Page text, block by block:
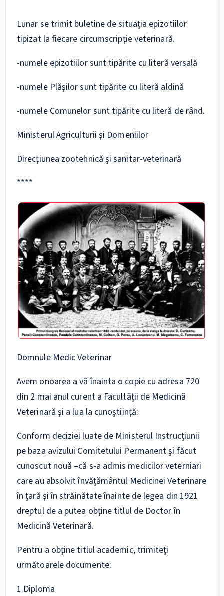
Lunar se trimit buletine de situaţia epizotiilor
tipizat la fiecare circumscripţie veterinară.
-numele epizotiilor sunt tipărite cu literă versală
-numele Plăşilor sunt tipărite cu literă aldină
-numele Comunelor sunt tipărite cu literă de rând.
Ministerul Agriculturii şi Domeniilor
Direcţiunea zootehnică şi sanitar-veterinară
****
Domnule Medic Veterinar
Avem onoarea a vă înainta o copie cu adresa 720
din 2 mai anul curent a Facultăţii de Medicină
Veterinară şi a lua la cunoştiinţă:
Conform deciziei luate de Ministerul Instrucţiunii
pe baza avizului Comitetului Permanent şi făcut
cunoscut nouă –că s-a admis medicilor veterniari
care au absolvit învăţământul Medicinei Veterinare
în ţară şi în străinătate înainte de legea din 1921
dreptul de a putea obţine titlul de Doctor în
Medicină Veterinară.
Pentru a obţine titlul academic, trimiteţi
următoarele documente:
1.Diploma